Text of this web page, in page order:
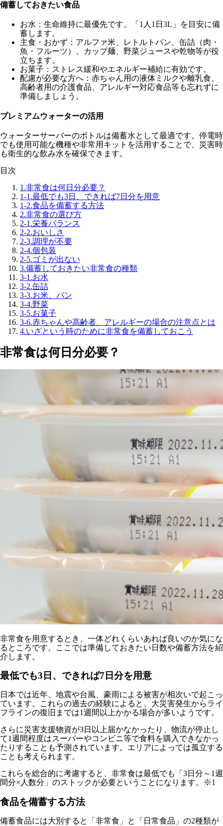
備蓄しておきたい食品
お水 ：生命維持に最優先です。「1人1日3L」を目安に備
蓄します。
主食・おかず ：アルファ米、レトルトパン、缶詰（肉・
魚・フルーツ）、カップ麺、野菜ジュースや乾物等が役
立ちます。
お菓子 ：ストレス緩和やエネルギー補給に有効です。
配慮が必要な方へ ：赤ちゃん用の液体ミルクや離乳食、
高齢者用の介護食品、アレルギー対応食品等も忘れずに
準備しましょう。
プレミアムウォーターの活用
ウォーターサーバーのボトルは備蓄水として最適です。停電時
でも使用可能な機種や非常用キットを活用することで、災害時
も衛生的な飲み水を確保できます。
目次
1.非常食は何日分必要？
1-1.最低でも3日、できれば7日分を用意
1-2.食品を備蓄する方法
2.非常食の選び方
2-1.栄養バランス
2-2.おいしさ
2-3.調理が不要
2-4.個包装
2-5.ゴミが出ない
3.備蓄しておきたい非常食の種類
3-1.お水
3-2.缶詰
3-3.お米、パン
3-4.野菜
3-5.お菓子
3-6.赤ちゃんや高齢者、アレルギーの場合の注意点とは
4.いざという時のために非常食を備蓄しておこう
非常食は何日分必要？
非常食を用意するとき、一体どれくらいあれば良いのか気にな
るところです。ここでは準備しておきたい日数や備蓄方法を紹
介します。
最低でも3日、できれば7日分を用意
日本では近年、地震や台風、豪雨による被害が相次いで起こっ
ています。これらの過去の経験によると、大災害発生からライ
フラインの復旧までは1週間以上かかる場合が多いようです。
さらに災害支援物資が3日以上届かなかったり、物流が停止し
て1週間程度はスーパーやコンビニ等で食料を購入できなかっ
たりすることも予測されています。エリアによっては孤立する
ことも考えられます。
これらを総合的に考慮すると、非常食は最低でも「3日分～1週
間分×人数分」のストックが必要ということになります。※1
食品を備蓄する方法
備蓄食品には大別すると 「非常食」と「日常食品」の2種類が